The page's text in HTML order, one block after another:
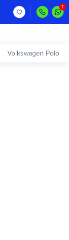
Volkswagen Polo